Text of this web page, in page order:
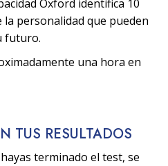
Oxford identifica 10
la personalidad que pueden
futuro.
una hora en
TUS RESULTADOS
terminado el test, se